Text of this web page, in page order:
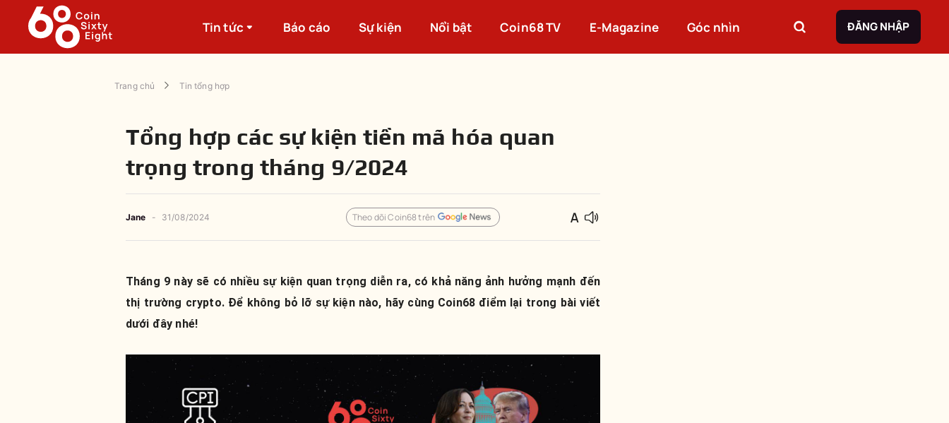
Tin tức Báo cáo Sự kiện Nổi bật Coin68 TV E-Magazine Góc nhìn ĐĂNG NHẬP
Trang chủ Tin tổng hợp
Tổng hợp các sự kiện tiền mã hóa quan
trọng trong tháng 9/2024
Jane - 31/08/2024 Theo dõi Coin68 trên
Tháng 9 này sẽ có nhiều sự kiện quan trọng diễn ra, có khả năng ảnh hưởng mạnh đến
thị trường crypto. Để không bỏ lỡ sự kiện nào, hãy cùng Coin68 điểm lại trong bài viết
dưới đây nhé!